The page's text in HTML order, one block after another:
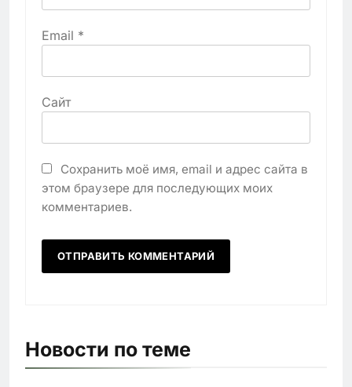
Email *
Сайт
Сохранить моё имя, email и адрес сайта в
этом браузере для последующих моих
комментариев.
Новости по теме